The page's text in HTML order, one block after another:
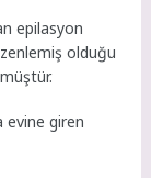
epilasyon
olduğu
evine giren